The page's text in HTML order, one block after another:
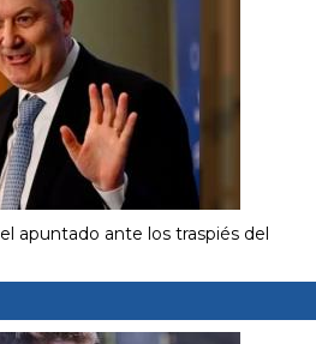
apuntado ante los traspiés del